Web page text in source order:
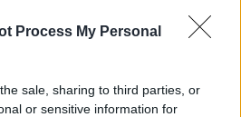
Process My Personal
sale, sharing to third parties, or
or sensitive information for